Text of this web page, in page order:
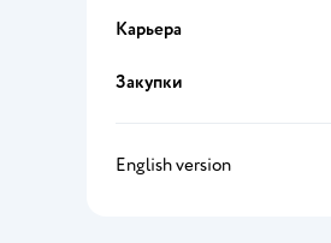
Карьера
Закупки
English version